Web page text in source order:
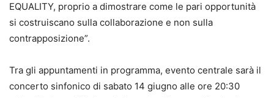
EQUALITY, proprio a dimostrare come le pari opportunità
si costruiscano sulla collaborazione e non sulla
contrapposizione”.
Tra gli appuntamenti in programma, evento centrale sarà il
concerto sinfonico di sabato 14 giugno alle ore 20:30